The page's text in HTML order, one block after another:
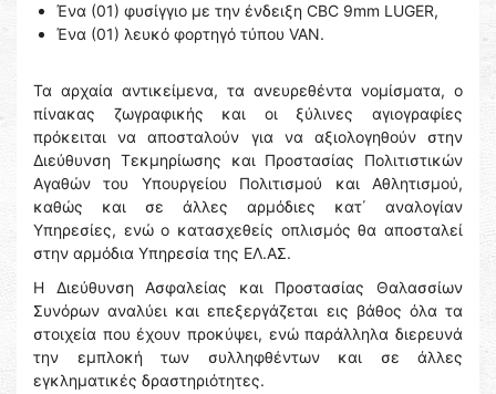
Ένα (01) φυσίγγιο με την ένδειξη CBC 9mm LUGER,
Ένα (01) λευκό φορτηγό τύπου VAN.
Τα αρχαία αντικείμενα, τα ανευρεθέντα νομίσματα, ο
πίνακας ζωγραφικής και οι ξύλινες αγιογραφίες
πρόκειται να αποσταλούν για να αξιολογηθούν στην
Διεύθυνση Τεκμηρίωσης και Προστασίας Πολιτιστικών
Αγαθών του Υπουργείου Πολιτισμού και Αθλητισμού,
καθώς και σε άλλες αρμόδιες κατ΄ αναλογίαν
Υπηρεσίες, ενώ ο κατασχεθείς οπλισμός θα αποσταλεί
στην αρμόδια Υπηρεσία της ΕΛ.ΑΣ.
Η Διεύθυνση Ασφαλείας και Προστασίας Θαλασσίων
Συνόρων αναλύει και επεξεργάζεται εις βάθος όλα τα
στοιχεία που έχουν προκύψει, ενώ παράλληλα διερευνά
την εμπλοκή των συλληφθέντων και σε άλλες
εγκληματικές δραστηριότητες.